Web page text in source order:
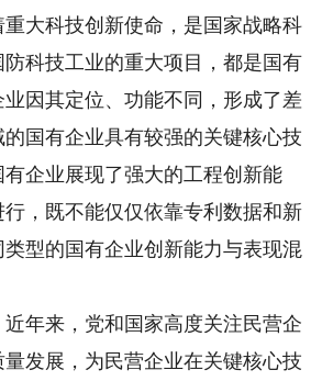
大科技创新使命，是国家战略科
科技工业的重大项目，都是国有
因其定位、功能不同，形成了差
国有企业具有较强的关键核心技
企业展现了强大的工程创新能
，既不能仅仅依靠专利数据和新
型的国有企业创新能力与表现混
年来，党和国家高度关注民营企
发展，为民营企业在关键核心技